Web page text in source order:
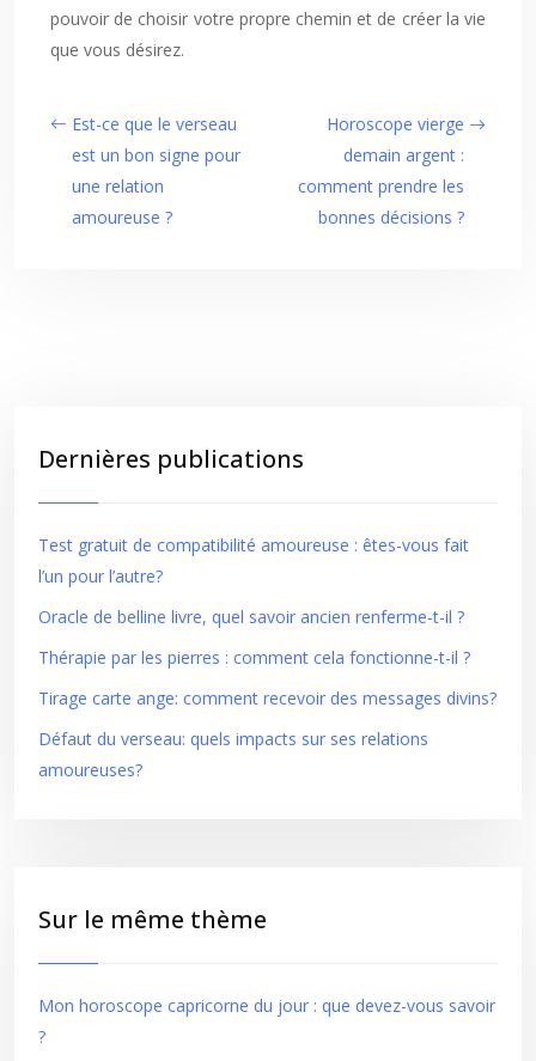
pouvoir de choisir votre propre chemin et de créer la vie
que vous désirez.
Est-ce que le verseau
est un bon signe pour
une relation
amoureuse ?
Horoscope vierge
demain argent :
comment prendre les
bonnes décisions ?
Dernières publications
Test gratuit de compatibilité amoureuse : êtes-vous fait
l’un pour l’autre?
Oracle de belline livre, quel savoir ancien renferme-t-il ?
Thérapie par les pierres : comment cela fonctionne-t-il ?
Tirage carte ange: comment recevoir des messages divins?
Défaut du verseau: quels impacts sur ses relations
amoureuses?
Sur le même thème
Mon horoscope capricorne du jour : que devez-vous savoir
?